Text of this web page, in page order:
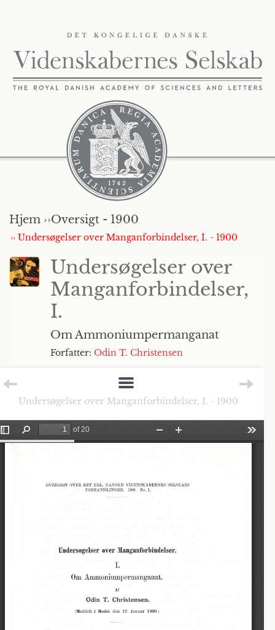
Hjem ››Oversigt - 1900
›› Undersøgelser over Manganforbindelser, I. - 1900
Undersøgelser over
Manganforbindelser,
I.
Om Ammoniumpermanganat
Forfatter: Odin T. Christensen
Undersøgelser over Manganforbindelser, I. - 1900